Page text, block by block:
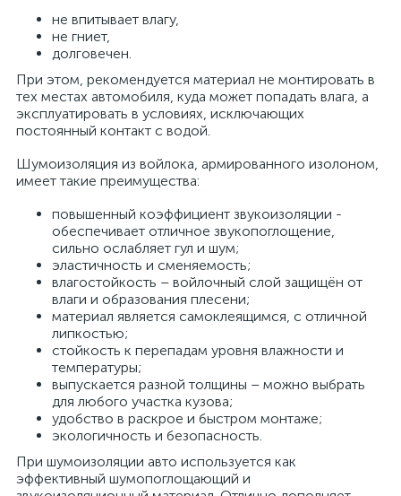
не впитывает влагу,
не гниет,
долговечен.
При этом, рекомендуется материал не монтировать в
тех местах автомобиля, куда может попадать влага, а
эксплуатировать в условиях, исключающих
постоянный контакт с водой.
Шумоизоляция из войлока, армированного изолоном,
имеет такие преимущества:
повышенный коэффициент звукоизоляции -
обеспечивает отличное звукопоглощение,
сильно ослабляет гул и шум;
эластичность и сменяемость;
влагостойкость – войлочный слой защищён от
влаги и образования плесени;
материал является самоклеящимся, с отличной
липкостью;
стойкость к перепадам уровня влажности и
температуры;
выпускается разной толщины – можно выбрать
для любого участка кузова;
удобство в раскрое и быстром монтаже;
экологичность и безопасность.
При шумоизоляции авто используется как
эффективный шумопоглощающий и